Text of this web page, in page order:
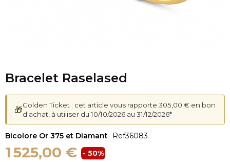
Bracelet Raselased
🎁Golden Ticket : cet article vous rapporte 305,00 € en bon
d'achat, à utiliser du 10/10/2026 au 31/12/2026*
Bicolore Or 375 et Diamant- Ref36083
1 525,00 € - 50%